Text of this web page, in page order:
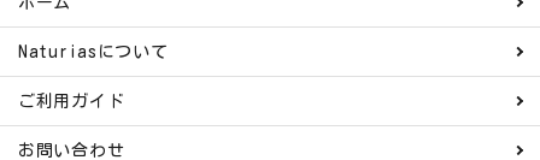
Naturiasについて
ご利用ガイド
お問い合わせ